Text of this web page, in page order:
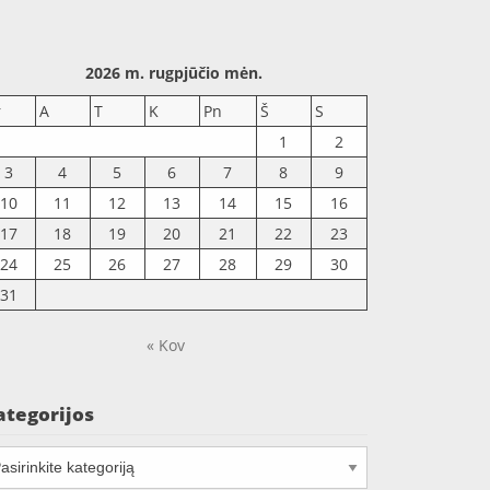
2026 m. rugpjūčio mėn.
A T K Pn Š
S
1
2
3
4 5 6 7 8
9
10
11 12 13 14 15
16
17
18 19 20 21 22
23
24
25 26 27 28 29
30
31
« Kov